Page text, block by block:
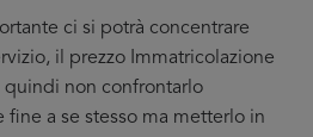
ci si potrà concentrare
il prezzo Immatricolazione
quindi non confrontarlo
a se stesso ma metterlo in